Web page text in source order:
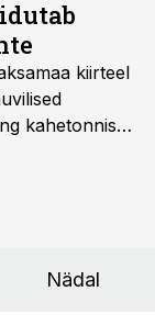
kiirteel
kahetonnises
Nädal